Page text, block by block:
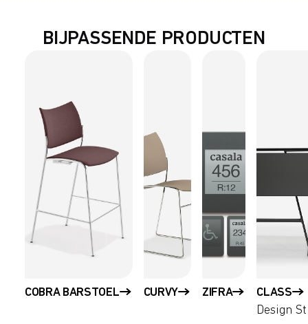
BIJPASSENDE PRODUCTEN
COBRA BARSTOEL CURVY ZIFRA
CLASS
Design